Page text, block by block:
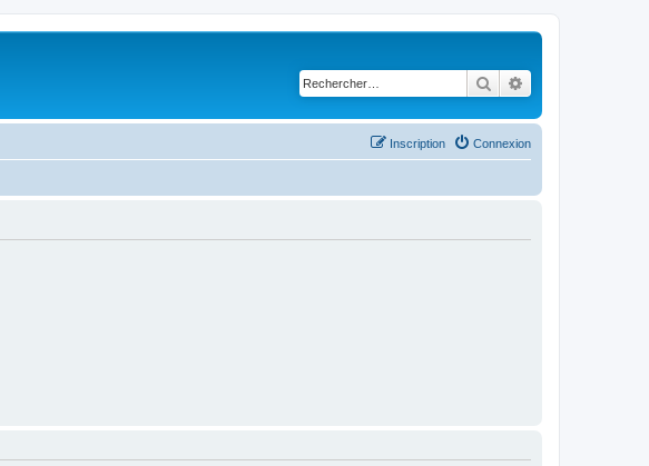
Rechercher
Connexion
Inscription